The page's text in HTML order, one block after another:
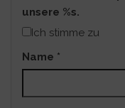
unsere %s.
Ich stimme zu
Name *